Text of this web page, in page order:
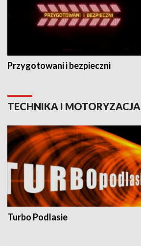
Przygotowani i bezpieczni
TECHNIKA I MOTORYZACJA
Turbo Podlasie